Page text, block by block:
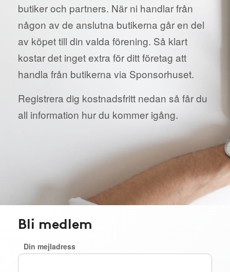
butiker och partners. När ni handlar från
någon av de anslutna butikerna går en del
av köpet till din valda förening. Så klart
kostar det inget extra för ditt företag att
handla från butikerna via Sponsorhuset.
Registrera dig kostnadsfritt nedan så får du
all information hur du kommer igång.
Bli medlem
Din mejladress